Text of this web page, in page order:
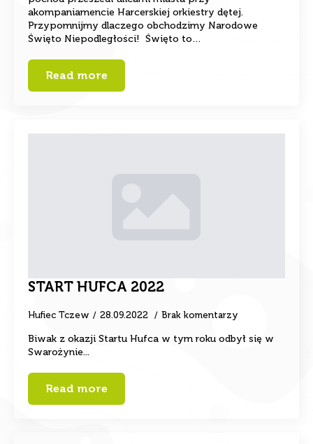
akompaniamencie Harcerskiej orkiestry dętej.
Przypomnijmy dlaczego obchodzimy Narodowe
Święto Niepodległości! Święto to…
Read more
START HUFCA 2022
Hufiec Tczew 28.09.2022 Brak komentarzy
Biwak z okazji Startu Hufca w tym roku odbył się w
Swarożynie...
Read more